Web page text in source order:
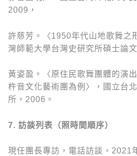
2009，
許慈芳。〈1950年代山地歌舞之
灣師範大學台灣史研究所碩士論
黃姿盈。〈原住民歌舞團體的演
杵音文化藝術團為例〉，國立台
所，2006。
7. 訪談列表（照時間順序）
現任團長專訪，電話訪談，2021